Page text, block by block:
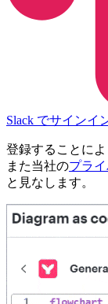
Slack でサインイ
登録することに
また当社のプラ
と見なします。